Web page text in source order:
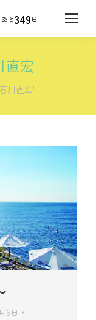
349日
直宏
川直宏"
6日